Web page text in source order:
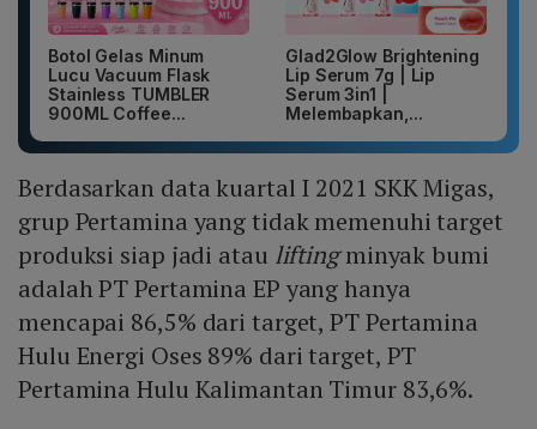
Botol Gelas Minum
Lucu Vacuum Flask
Stainless TUMBLER
900ML Coffee...
Glad2Glow Brightening
Lip Serum 7g | Lip
Serum 3in1 |
Melembapkan,...
Berdasarkan data kuartal I 2021 SKK Migas,
grup Pertamina yang tidak memenuhi target
produksi siap jadi atau liftingminyak bumi
adalah PT Pertamina EP yang hanya
mencapai 86,5% dari target, PT Pertamina
Hulu Energi Oses 89% dari target, PT
Pertamina Hulu Kalimantan Timur 83,6%.